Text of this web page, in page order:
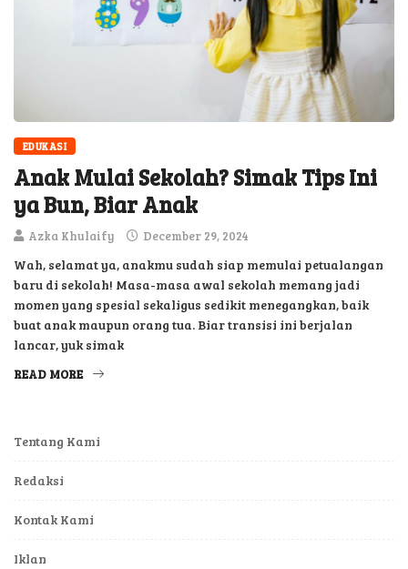
EDUKASI
Anak Mulai Sekolah? Simak Tips Ini
ya Bun, Biar Anak
Azka Khulaify December 29, 2024
Wah, selamat ya, anakmu sudah siap memulai petualangan
baru di sekolah! Masa-masa awal sekolah memang jadi
momen yang spesial sekaligus sedikit menegangkan, baik
buat anak maupun orang tua. Biar transisi ini berjalan
lancar, yuk simak
READ MORE
Tentang Kami
Redaksi
Kontak Kami
Iklan